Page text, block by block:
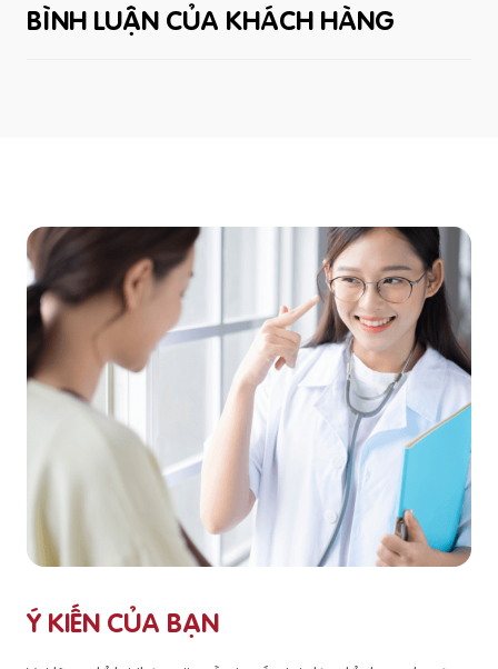
BÌNH LUẬN CỦA KHÁCH HÀNG
Ý KIẾN CỦA BẠN